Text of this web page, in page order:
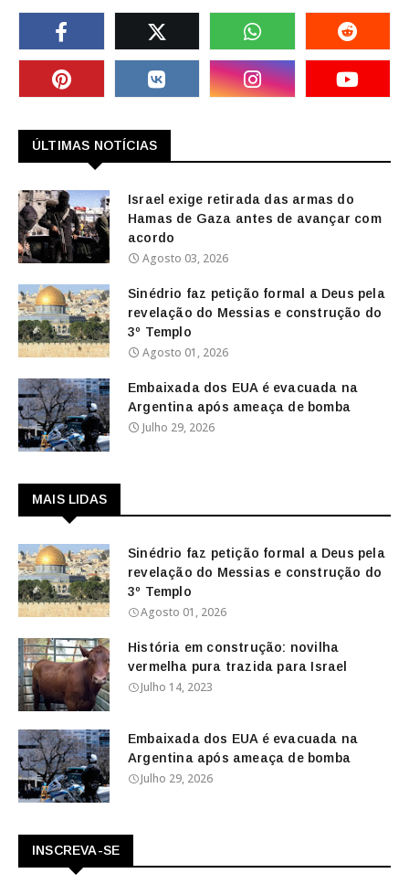
ÚLTIMAS NOTÍCIAS
Israel exige retirada das armas do
Hamas de Gaza antes de avançar com
acordo
Agosto 03, 2026
Sinédrio faz petição formal a Deus pela
revelação do Messias e construção do
3º Templo
Agosto 01, 2026
Embaixada dos EUA é evacuada na
Argentina após ameaça de bomba
Julho 29, 2026
MAIS LIDAS
Sinédrio faz petição formal a Deus pela
revelação do Messias e construção do
3º Templo
Agosto 01, 2026
História em construção: novilha
vermelha pura trazida para Israel
Julho 14, 2023
Embaixada dos EUA é evacuada na
Argentina após ameaça de bomba
Julho 29, 2026
INSCREVA-SE